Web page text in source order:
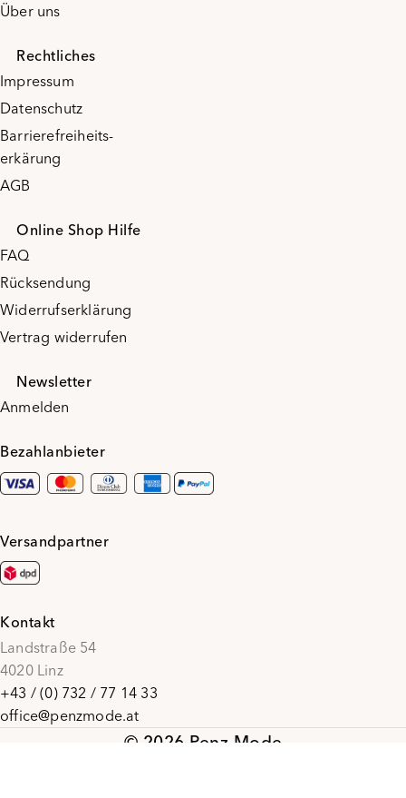
Über uns
Rechtliches
Impressum
Datenschutz
Barrierefreiheits-
erkärung
AGB
Online Shop Hilfe
FAQ
Rücksendung
Widerrufserklärung
Vertrag widerrufen
Newsletter
Anmelden
Bezahlanbieter
Versandpartner
Kontakt
Landstraße 54
4020 Linz
+43 / (0) 732 / 77 14 33
office@penzmode.at
© 2026 Penz Mode